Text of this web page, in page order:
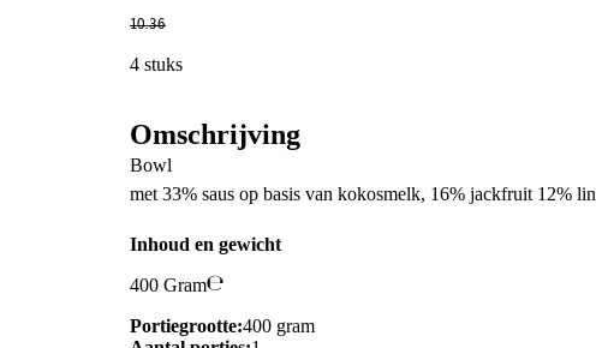
10.36
4 stuks
Omschrijving
Bowl
met 33% saus op basis van kokosmelk, 16% jackfruit 12%
Inhoud en gewicht
400 Gram
Portiegrootte:400 gram